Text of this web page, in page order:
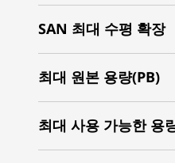
SAN 최대 수평 확장
최대 원본 용량(PB)
최대 사용 가능한 용